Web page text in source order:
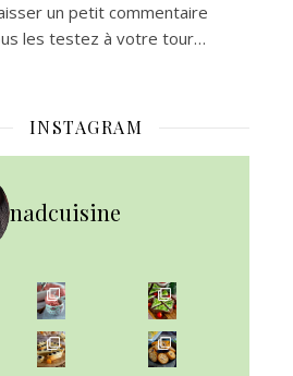
un petit commentaire
les testez à votre tour…
INSTAGRAM
nadcuisine
~ NICE CREAM À LA FRAISE ~
Presque un mois que
~ FINANCIERS MYRTILLES ET CITRON ~
Aujourd'hu